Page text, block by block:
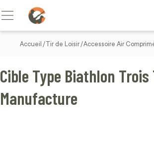
Allez au contenu
Basculer la navigation
Accueil Tir de Loisir Accessoire Air
Cible Type Biathlon Trois
Manufacture